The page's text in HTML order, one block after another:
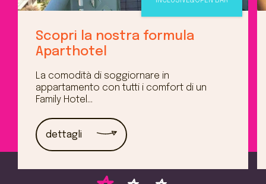
Scopri la nostra formula
Aparthotel
La comodità di soggiornare in
appartamento con tutti i comfort di un
Family Hotel...
dettagli